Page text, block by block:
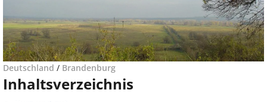
Deutschland / Brandenburg
Inhaltsverzeichnis